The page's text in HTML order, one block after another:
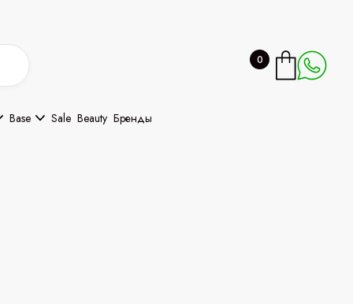
0
Base Sale Beauty Бренды